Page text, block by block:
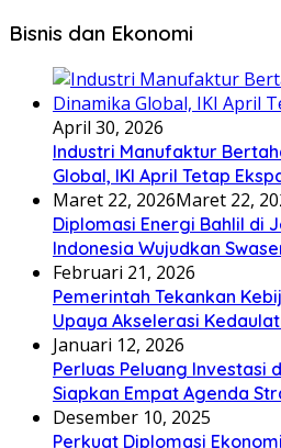
Bisnis dan Ekonomi
April 30, 2026
Industri Manufaktur
Global, IKI April Tetap
Maret 22, 2026Maret 22,
Diplomasi Energi Bahlil di
Indonesia Wujudkan
Februari 21, 2026
Pemerintah Tekankan
Upaya Akselerasi
Januari 12, 2026
Perluas Peluang Investasi
Siapkan Empat Agenda
Desember 10, 2025
Perkuat Diplomasi